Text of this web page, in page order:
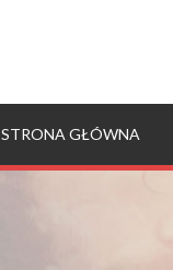
STRONA GŁÓWNA